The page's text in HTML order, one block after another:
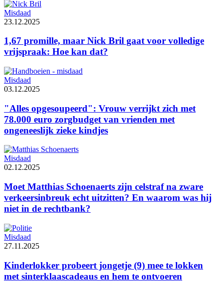
Misdaad
23.12.2025
1,67 promille, maar Nick Bril gaat voor volledige
vrijspraak: Hoe kan dat?
Misdaad
03.12.2025
"Alles opgesoupeerd": Vrouw verrijkt zich met
78.000 euro zorgbudget van vrienden met
ongeneeslijk zieke kindjes
Misdaad
02.12.2025
Moet Matthias Schoenaerts zijn celstraf na zware
verkeersinbreuk echt uitzitten? En waarom was hij
niet in de rechtbank?
Misdaad
27.11.2025
Kinderlokker probeert jongetje (9) mee te lokken
met sinterklaascadeaus en hem te ontvoeren